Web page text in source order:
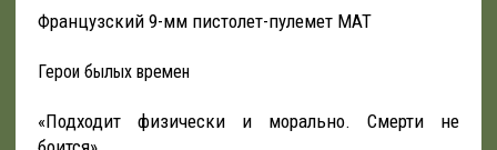
Французский 9-мм пистолет-пулемет МАТ
Герои былых времен
«Подходит физически и морально. Смерти не